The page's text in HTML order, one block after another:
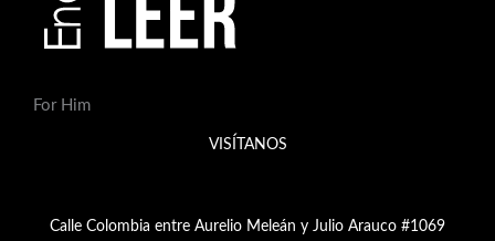
For Him
VISÍTANOS
Calle Colombia entre Aurelio Meleán y Julio Arauco #1069